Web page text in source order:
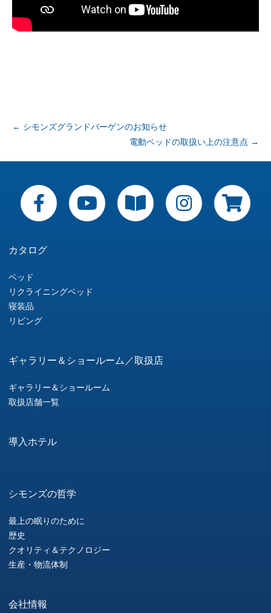
投
稿
ー
シ
ョ
ン
← シモンズグランドバーゲンのお知らせ
電動ベッドの取扱い上の注意点 →
カタログ
ベッド
リクライニングベッド
寝装品
リビング
ギャラリー＆ショールーム／取扱店
ギャラリー＆ショールーム
取扱店舗一覧
導入ホテル
シモンズの哲学
最上の眠りのために
歴史
クオリティ＆テクノロジー
生産・物流体制
会社情報